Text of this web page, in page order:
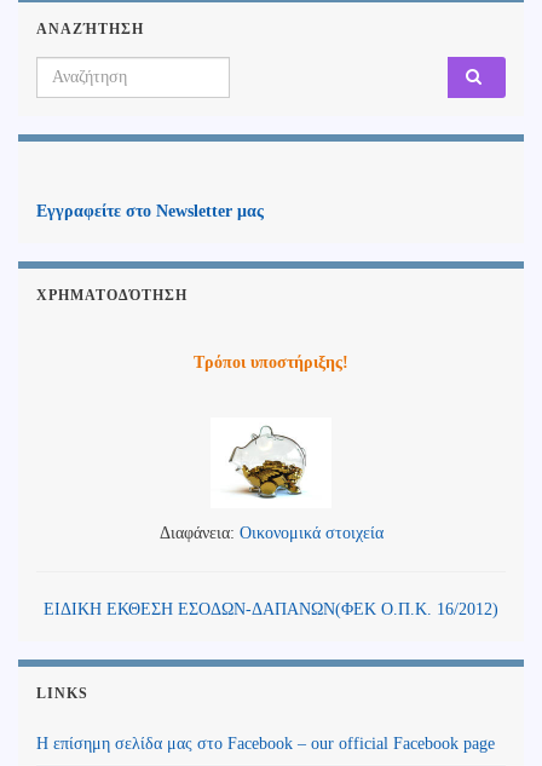
ΑΝΑΖΉΤΗΣΗ
Search for:
Εγγραφείτε στο Newsletter μας
ΧΡΗΜΑΤΟΔΌΤΗΣΗ
Τρόποι υποστήριξης!
Διαφάνεια: Οικονομικά στοιχεία
ΕΙΔΙΚΗ ΕΚΘΕΣΗ ΕΣΟΔΩΝ-ΔΑΠΑΝΩΝ(ΦΕΚ Ο.Π.Κ. 16/2012)
LINKS
Η επίσημη σελίδα μας στο Facebook – our official Facebook page